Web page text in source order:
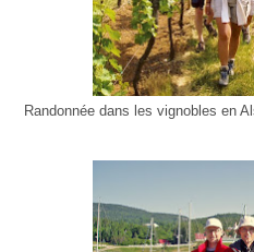
Randonnée dans les vignobles en